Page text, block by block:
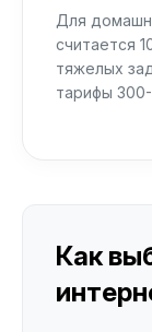
Для
считается
тяжелых
тарифы
Как